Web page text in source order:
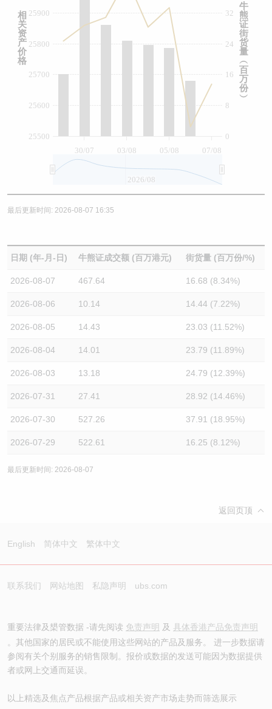
30/07 03/08 05/08 07/08
0
8
16
24
32
25500
25600
25700
25800
25900
2026/08
牛
熊
证
街
货
量
︵
百
万
份
︶
相
关
资
产
价
格
最后更新时间: 2026-08-07 16:35
日期 (年-月-日) 牛熊证成交额 (百万港元) 街货量 (百万份/%)
2026-08-07 467.64 16.68 (8.34%)
2026-08-06 10.14 14.44 (7.22%)
2026-08-05 14.43 23.03 (11.52%)
2026-08-04 14.01 23.79 (11.89%)
2026-08-03 13.18 24.79 (12.39%)
2026-07-31 27.41 28.92 (14.46%)
2026-07-30 527.26 37.91 (18.95%)
2026-07-29 522.61 16.25 (8.12%)
最后更新时间: 2026-08-07
返回页顶
English 简体中文 繁体中文
联系我们 网站地图 私隐声明 ubs.com
重要法律及槼管数据 -请先阅读 免责声明 及 具体香港产品免责声明
。其他国家的居民或不能使用这些网站的产品及服务。 进一步数据请
参阅有关个别服务的销售限制。报价或数据的发送可能因为数据提供
者或网上交通而延误。
以上精选及焦点产品根据产品或相关资产市场走势而筛选展示
牛熊证文件及公告 (瑞信)
收市竞价变化